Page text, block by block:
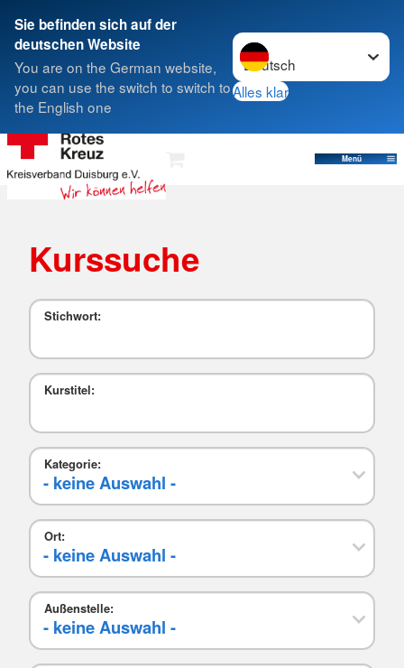
Sie befinden sich auf der
deutschen Website
You are on the German website,
you can use the switch to switch to
the English one
Sprache wechseln zu
Alles klar
Menü
Suche
Kurssuche
Stichwort:
Kurstitel:
Kategorie:
Ort:
Außenstelle: